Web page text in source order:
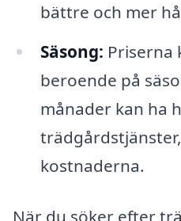
bättre och mer
Säsong: Priserna
beroende på
månader kan ha
kostnaderna.
När du söker efter